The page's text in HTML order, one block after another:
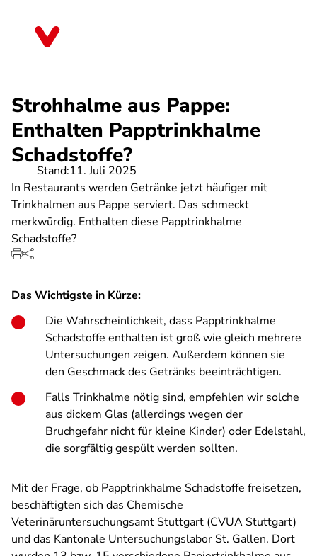
Strohhalme aus Pappe:
Enthalten Papptrinkhalme
Schadstoffe?
Stand:11. Juli 2025
In Restaurants werden Getränke jetzt häufiger mit
Trinkhalmen aus Pappe serviert. Das schmeckt
merkwürdig. Enthalten diese Papptrinkhalme
Schadstoffe?
Das Wichtigste in Kürze:
Die Wahrscheinlichkeit, dass Papptrinkhalme
Schadstoffe enthalten ist groß wie gleich mehrere
Untersuchungen zeigen. Außerdem können sie
den Geschmack des Getränks beeinträchtigen.
Falls Trinkhalme nötig sind, empfehlen wir solche
aus dickem Glas (allerdings wegen der
Bruchgefahr nicht für kleine Kinder) oder Edelstahl,
die sorgfältig gespült werden sollten.
Mit der Frage, ob Papptrinkhalme Schadstoffe freisetzen,
beschäftigten sich das Chemische
Veterinäruntersuchungsamt Stuttgart (CVUA Stuttgart)
und das Kantonale Untersuchungslabor St. Gallen. Dort